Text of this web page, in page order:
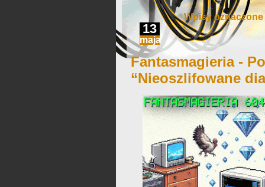
Wpisy oznaczone
13
maja
Fantasmagieria -
“Nieoszlifowane